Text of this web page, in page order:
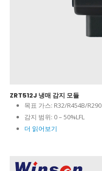
ZRT512J 냉매 감지 모듈
목표 가스: R32/R454B/R290
감지 범위: 0 – 50%LFL
더 읽어보기